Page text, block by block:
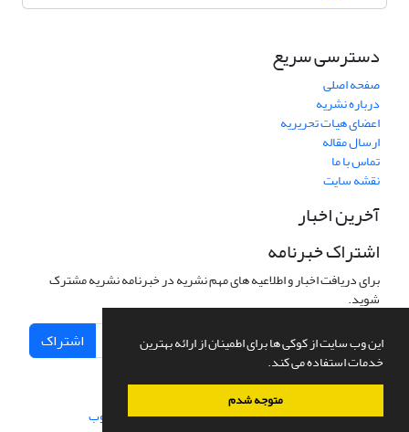
این وب سایت از کوکی ها برای اطمینان از ارائه بهترین
خدمات استفاده می کند.
متوجه شدم
دسترسی سریع
صفحه اصلی
درباره نشریه
اعضای هیات تحریریه
ارسال مقاله
تماس با ما
نقشه سایت
آخرین اخبار
اشتراک خبرنامه
برای دریافت اخبار و اطلاعیه های مهم نشریه در خبرنامه نشریه مشترک
شوید.
اشتراک
سامانه مدیریت نشریات علمی.طراحی و پیاده سازی از سیناوب